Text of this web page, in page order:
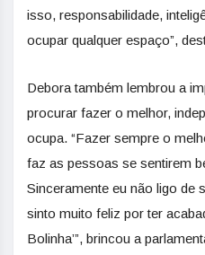
isso, responsabilidade,
ocupar qualquer espaço”,
Debora também lembrou a
procurar fazer o melhor,
ocupa. “Fazer sempre o
faz as pessoas se sentirem
Sinceramente eu não ligo de
sinto muito feliz por ter
Bolinha’”, brincou a